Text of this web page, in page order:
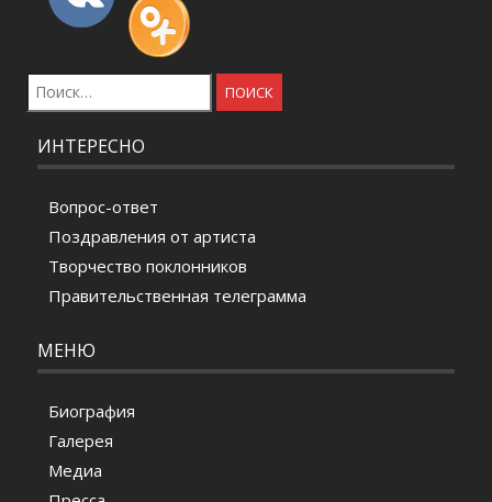
Найти:
ИНТЕРЕСНО
Вопрос-ответ
Поздравления от артиста
Творчество поклонников
Правительственная телеграмма
МЕНЮ
Биография
Галерея
Медиа